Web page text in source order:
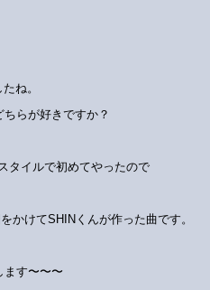
ね。
らが好きですか？
タイルで初めてやったので
かけてSHINくんが作った曲です。
ます〜〜〜